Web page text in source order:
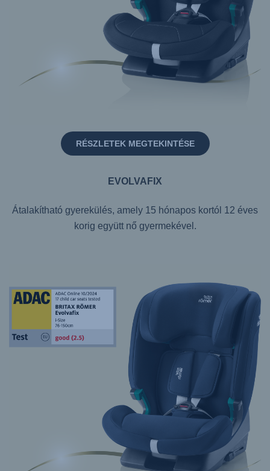
RÉSZLETEK MEGTEKINTÉSE
EVOLVAFIX
Átalakítható gyerekülés, amely 15 hónapos kortól 12 éves
korig együtt nő gyermekével.